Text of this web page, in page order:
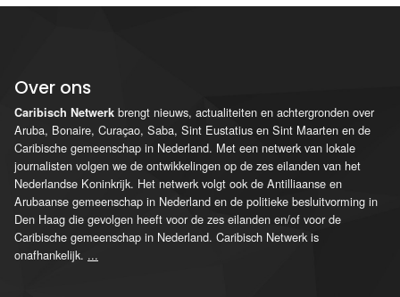
Over ons
Caribisch Netwerk brengt nieuws, actualiteiten en achtergronden over
Aruba, Bonaire, Curaçao, Saba, Sint Eustatius en Sint Maarten en de
Caribische gemeenschap in Nederland. Met een netwerk van lokale
journalisten volgen we de ontwikkelingen op de zes eilanden van het
Nederlandse Koninkrijk. Het netwerk volgt ook de Antilliaanse en
Arubaanse gemeenschap in Nederland en de politieke besluitvorming in
Den Haag die gevolgen heeft voor de zes eilanden en/of voor de
Caribische gemeenschap in Nederland. Caribisch Netwerk is
onafhankelijk. ...